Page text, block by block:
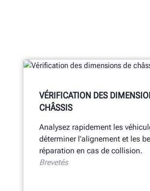
VÉRIFICATION DES
CHÂSSIS
Analysez rapidement les
déterminer l’alignement et les
réparation en cas de collision.
Brevetés